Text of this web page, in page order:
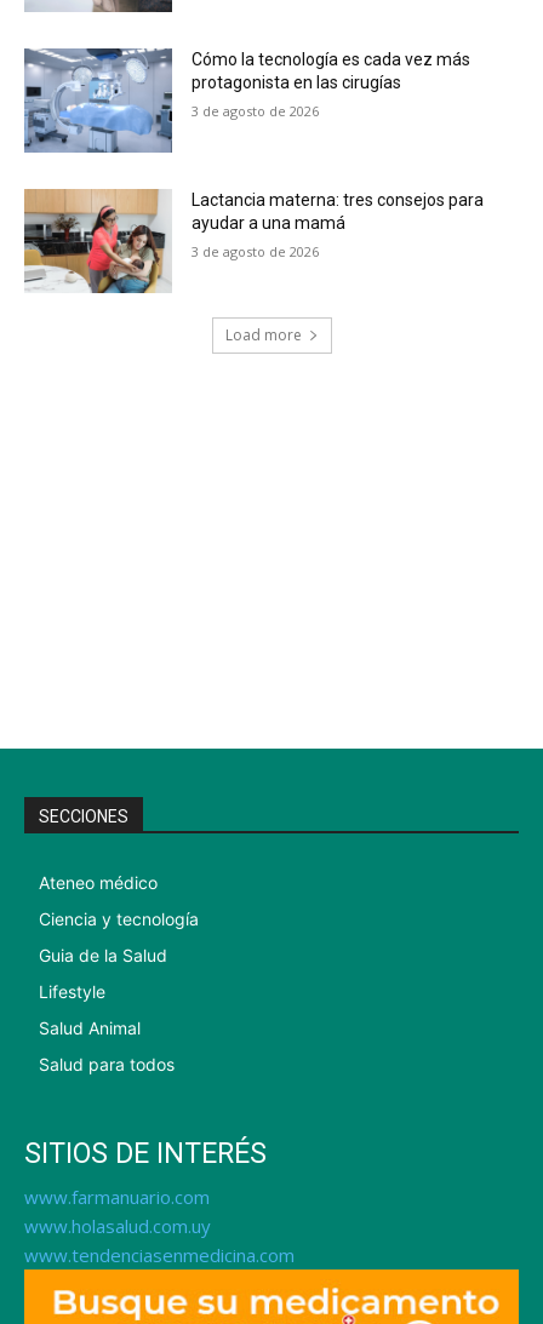
Cómo la tecnología es cada vez más
protagonista en las cirugías
3 de agosto de 2026
Lactancia materna: tres consejos para
ayudar a una mamá
3 de agosto de 2026
Load more
SECCIONES
Ateneo médico
Ciencia y tecnología
Guia de la Salud
Lifestyle
Salud Animal
Salud para todos
SITIOS DE INTERÉS
www.farmanuario.com
www.holasalud.com.uy
www.tendenciasenmedicina.com